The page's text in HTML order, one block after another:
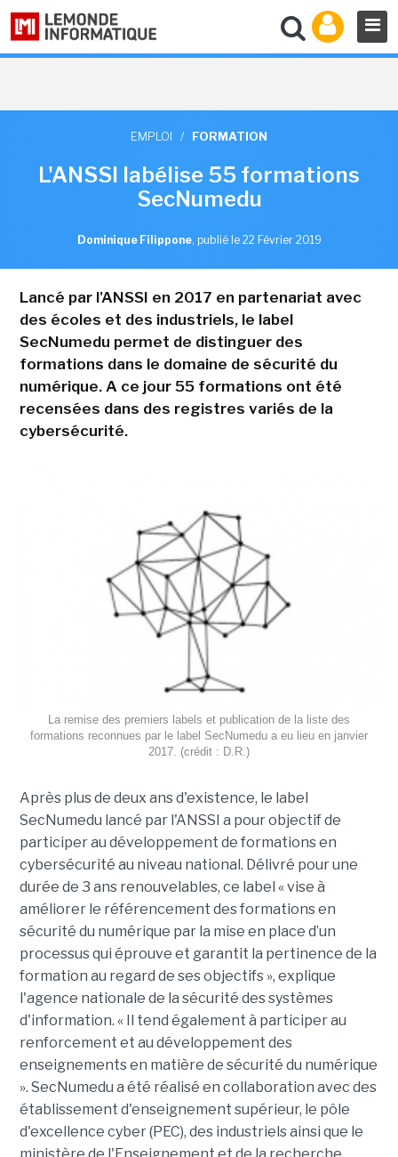
EMPLOI / FORMATION
L'ANSSI labélise 55 formations
SecNumedu
Dominique Filippone, publié le 22 Février 2019
Lancé par l'ANSSI en 2017 en partenariat avec
des écoles et des industriels, le label
SecNumedu permet de distinguer des
formations dans le domaine de sécurité du
numérique. A ce jour 55 formations ont été
recensées dans des registres variés de la
cybersécurité.
La remise des premiers labels et publication de la liste des
formations reconnues par le label SecNumedu a eu lieu en janvier
2017. (crédit : D.R.)
Après plus de deux ans d'existence, le label
SecNumedu lancé par l'ANSSI a pour objectif de
participer au développement de formations en
cybersécurité au niveau national. Délivré pour une
durée de 3 ans renouvelables, ce label « vise à
améliorer le référencement des formations en
sécurité du numérique par la mise en place d’un
processus qui éprouve et garantit la pertinence de la
formation au regard de ses objectifs », explique
l'agence nationale de la sécurité des systèmes
d'information. « Il tend également à participer au
renforcement et au développement des
enseignements en matière de sécurité du numérique
». SecNumedu a été réalisé en collaboration avec des
établissement d'enseignement supérieur, le pôle
d'excellence cyber (PEC), des industriels ainsi que le